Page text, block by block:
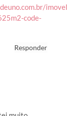
code-
Responder